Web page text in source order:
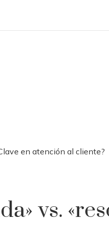
en atención al cliente?
vs.